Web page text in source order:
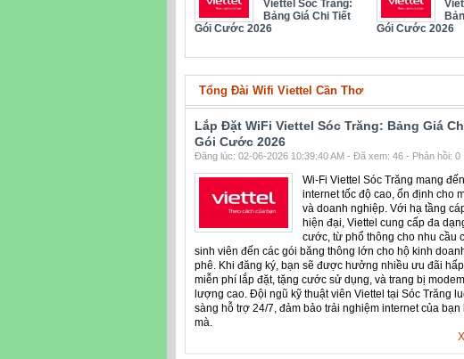
Viettel Sóc Trăng:
Bảng Giá Chi Tiết
Gói Cước 2026
Gói Cước 2026
Tổng Đài Wifi Viettel Cần Thơ
Lắp Đặt WiFi Viettel Sóc Trăng: Bảng Giá
Gói Cước 2026
Đăng lúc: 02-06-2026 10:39:40 AM - Đã xem: 46 - Phản hồi: 0
Wi-Fi Viettel Sóc Trăng mang
internet tốc độ cao, ổn định cho
và doanh nghiệp. Với hạ tầng
hiện đại, Viettel cung cấp đa
cước, từ phổ thông cho nhu cầu
sinh viên đến các gói băng thông lớn cho hộ kinh
phê. Khi đăng ký, bạn sẽ được hưởng nhiều ưu đãi
miễn phí lắp đặt, tặng cước sử dụng, và trang bị
lượng cao. Đội ngũ kỹ thuật viên Viettel tại Sóc Trăng
sàng hỗ trợ 24/7, đảm bảo trải nghiệm internet của
mà.